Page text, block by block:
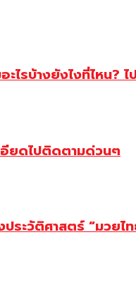
ไรบ้างยังไงที่ไหน? ไ
อียดไปติดตามด่วนๆ
ระวัติศาสตร์ “มวยไ